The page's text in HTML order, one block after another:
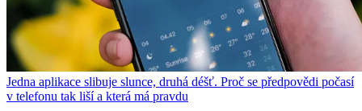
Jedna aplikace slibuje slunce, druhá déšť. Proč se předpovědi počasí
v telefonu tak liší a která má pravdu